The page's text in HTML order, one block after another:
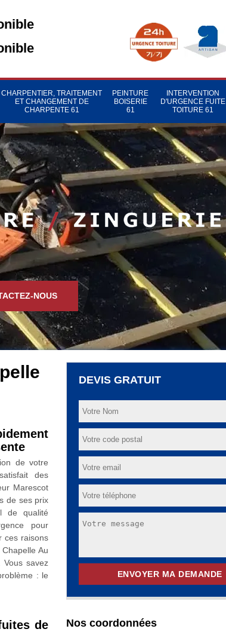
CHARPENTIER, TRAITEMENT
ET CHANGEMENT DE
CHARPENTE 61
PEINTURE
BOISERIE
61
INTERVENTION
D'URGENCE FUITE
TOITURE 61
NOUS
de votre
des
Marescot
de ses prix
de qualité
pour
ces raisons
Au
savez
: le
de
DEVIS GRATUIT
Nos coordonnées